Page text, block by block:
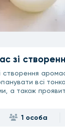
зі
всі
а також
1 особа